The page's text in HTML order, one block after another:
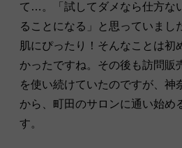
て…。「試してダメなら仕方な
ることになる」と思っていまし
肌にぴったり！そんなことは初
かったですね。その後も訪問販
を使い続けていたのですが、神
から、町田のサロンに通い始め
す。